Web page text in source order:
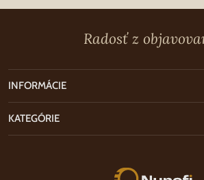
Radosť z
Nunofi.sk
INFORMÁCIE
KATEGÓRIE